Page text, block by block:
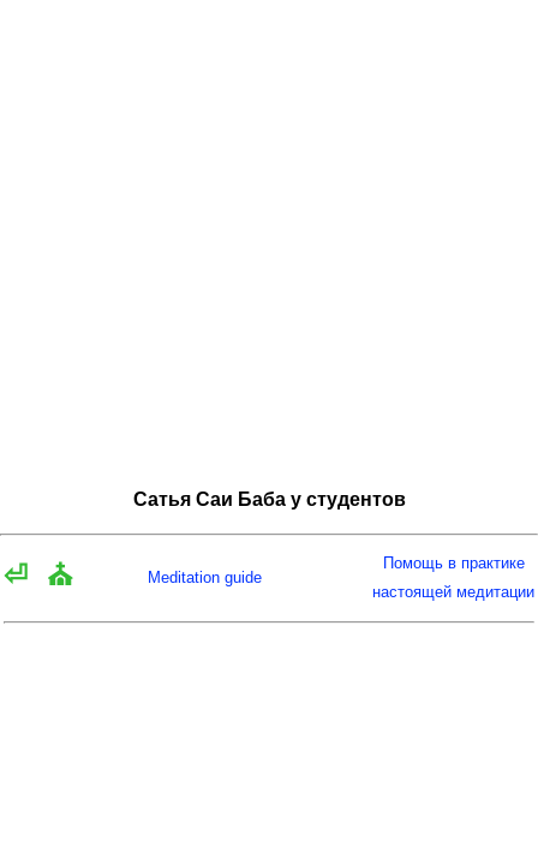
Сатья Саи Баба у студентов
⏎ ⛪ Meditation guide
Помощь в практике
настоящей медитации